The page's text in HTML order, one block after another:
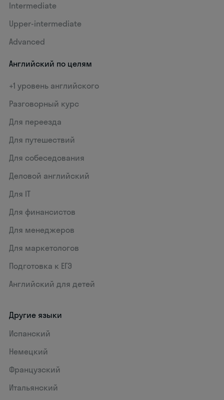
Intermediate
Upper-intermediate
Advanced
Английский по целям
+1 уровень английского
Разговорный курс
Для переезда
Для путешествий
Для собеседования
Деловой английский
Для IT
Для финансистов
Для менеджеров
Для маркетологов
Подготовка к ЕГЭ
Английский для детей
Другие языки
Испанский
Немецкий
Французский
Итальянский